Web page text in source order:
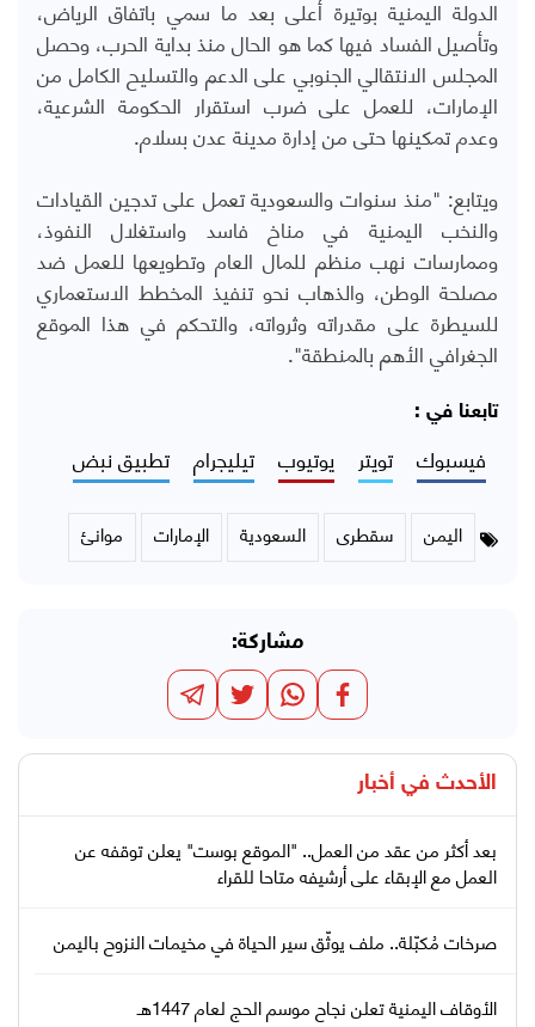
الدولة اليمنية بوتيرة أعلى بعد ما سمي باتفاق الرياض،
وتأصيل الفساد فيها كما هو الحال منذ بداية الحرب، وحصل
المجلس الانتقالي الجنوبي على الدعم والتسليح الكامل من
الإمارات، للعمل على ضرب استقرار الحكومة الشرعية،
وعدم تمكينها حتى من إدارة مدينة عدن بسلام.
ويتابع: "منذ سنوات والسعودية تعمل على تدجين القيادات
والنخب اليمنية في مناخ فاسد واستغلال النفوذ،
وممارسات نهب منظم للمال العام وتطويعها للعمل ضد
مصلحة الوطن، والذهاب نحو تنفيذ المخطط الاستعماري
للسيطرة على مقدراته وثرواته، والتحكم في هذا الموقع
الجغرافي الأهم بالمنطقة".
تابعنا في :
فيسبوك تويتر يوتيوب تيليجرام تطبيق نبض
اليمن سقطرى السعودية الإمارات موانئ
مشاركة:
الأحدث في أخبار
بعد أكثر من عقد من العمل.. "الموقع بوست" يعلن توقفه عن
العمل مع الإبقاء على أرشيفه متاحا للقراء
صرخات مُكبّلة.. ملف يوثّق سير الحياة في مخيمات النزوح باليمن
الأوقاف اليمنية تعلن نجاح موسم الحج لعام 1447هـ